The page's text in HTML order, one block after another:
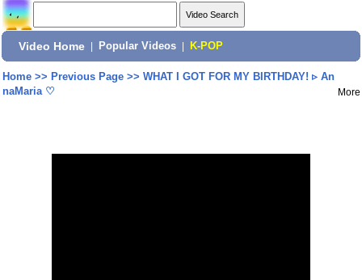
Video Home Popular Videos K-POP
Home>> Previous Page>> WHAT I GOT FOR MY BIRTHDAY! ▹ An
naMaria ♡
More